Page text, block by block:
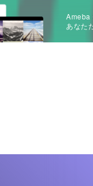
Ameba
あなた